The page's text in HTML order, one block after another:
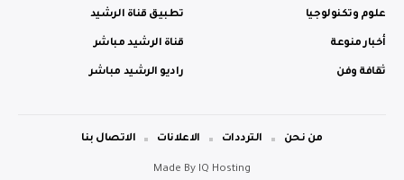
علوم وتكنولوجيا
أخبار منوعة
ثقافة وفن
تطبيق قناة الرشيد
قناة الرشيد مباشر
راديو الرشيد مباشر
Made By IQ Hosting
من نحن الترددات الاعلانات الاتصال بنا